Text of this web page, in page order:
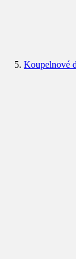
Koupelnové